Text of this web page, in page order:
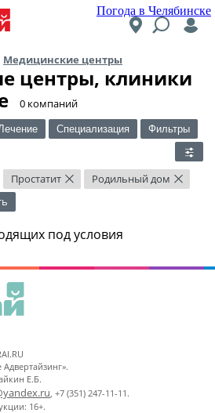
Погода в Челябинске
Медицинские центры
центры, клиники
​0 компаний
Специализация Фильтры
Простатит × Родильный дом ×
под условия
Е.Б.
, +7 (351) 247-11-11.
16+.